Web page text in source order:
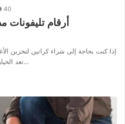
40
أرقام
إذا كنت بحاجة إلى شراء كراتين لتخزين
تعد الخيار الأمثل للحصول على منتجات ذات…